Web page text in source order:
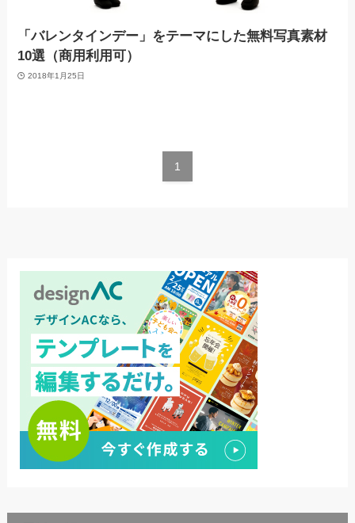
「バレンタインデー」をテーマにした無料写真素材
10選（商用利用可）
2018年1月25日
1